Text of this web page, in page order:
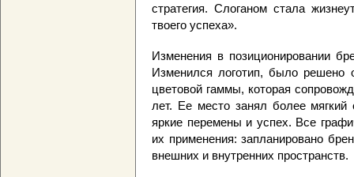
стратегия. Слоганом стала
твоего успеха».
Изменения в позиционировании
Изменился логотип, было решено
цветовой гаммы, которая
лет. Ее место занял более мягкий
яркие перемены и успех. Все
их применения: запланировано
внешних и внутренних пространств.